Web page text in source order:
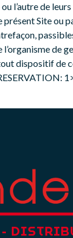
l’autre de
Site
dispositif
-